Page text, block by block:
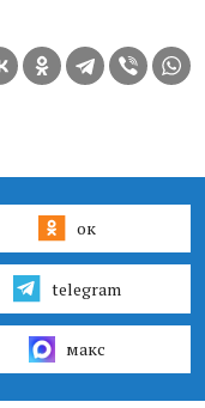
ок
telegram
макс